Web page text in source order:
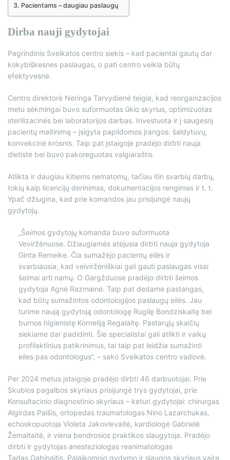
Pacientams – daugiau paslaugų
Dirba nauji gydytojai
Pagrindinis Sveikatos centro siekis – kad pacientai gautų dar
kokybiškesnes paslaugas, o pati centro veikla būtų
efektyvesnė.
Centro direktorė Neringa Tarvydienė teigia, kad reorganizacijos
metu sėkmingai buvo suformuotas ūkio skyrius, optimizuotas
sterilizacinės bei laboratorijos darbas. Investuota ir į saugesnį
pacientų maitinimą – įsigyta papildomos įrangos: šaldytuvų,
konvekcinė krosnis. Taip pat įstaigoje pradėjo dirbti nauja
dietistė bei buvo pakoreguotas valgiaraštis.
Atlikta ir daugiau kitiems nematomų, tačiau itin svarbių darbų,
tokių kaip licencijų derinimas, dokumentacijos rengimas ir t. t.
Ypač džiugina, kad prie komandos jau prisijungė naujų
gydytojų.
„Šeimos gydytojų komanda buvo suformuota
Veviržėnuose. Džiaugiamės atėjusia dirbti nauja gydytoja
Ginta Remeike. Čia sumažėjo pacientų eilės ir
svarbiausia, kad veiviržėniškiai gali gauti paslaugas visai
šeimai arti namų. O Gargžduose pradėjo dirbti šeimos
gydytoja Agnė Razmienė. Taip pat dedame pastangas,
kad būtų sumažintos odontologijos paslaugų eilės. Jau
turime naują gydytoją odontologę Rugilę Bondziskaitę bei
burnos higienistę Korneliją Regalaitę. Pastarųjų skaičių
siekiame dar padidinti. Šie specialistai gali atlikti ir vaikų
profilaktinius patikrinimus, tai taip pat leidžia sumažinti
eiles pas odontologus“, – sako Sveikatos centro vadovė.
Per 2024 metus įstaigoje pradėjo dirbti 46 darbuotojai. Prie
Skubios pagalbos skyriaus prisijungė trys gydytojai, prie
Konsultacinio diagnostinio skyriaus – keturi gydytojai: chirurgas
Algirdas Palšis, ortopedas traumatologas Nino Lazarchukas,
echoskopuotoja Violeta Jakovlevaitė, kardiologė Gabrielė
Žemaitaitė, ir viena bendrosios praktikos slaugytoja. Pradėjo
dirbti ir gydytojas anesteziologas reanimatologas
Tadas Gabinaitis, Palaikomojo gydymo ir slaugos skyriaus vairą